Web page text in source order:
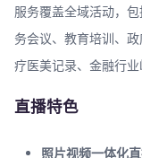
服务覆盖全域活动，
务会议、教育培训、
疗医美记录、金融行
直播特色
照片视频一体化直